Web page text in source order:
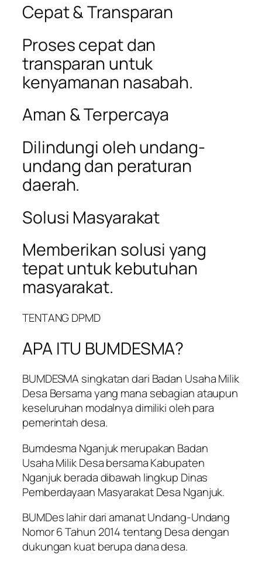
Cepat & Transparan
Proses cepat dan
transparan untuk
kenyamanan nasabah.
Aman & Terpercaya
Dilindungi oleh undang-
undang dan peraturan
daerah.
Solusi Masyarakat
Memberikan solusi yang
tepat untuk kebutuhan
masyarakat.
TENTANG DPMD
APA ITU BUMDESMA?
BUMDESMA singkatan dari Badan Usaha Milik
Desa Bersama yang mana sebagian ataupun
keseluruhan modalnya dimiliki oleh para
pemerintah desa.
Bumdesma Nganjuk merupakan Badan
Usaha Milik Desa bersama Kabupaten
Nganjuk berada dibawah lingkup Dinas
Pemberdayaan Masyarakat Desa Nganjuk.
BUMDes lahir dari amanat Undang-Undang
Nomor 6 Tahun 2014 tentang Desa dengan
dukungan kuat berupa dana desa.